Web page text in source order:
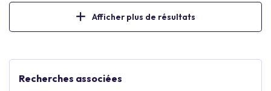
Recherches associées
Afficher plus de résultats